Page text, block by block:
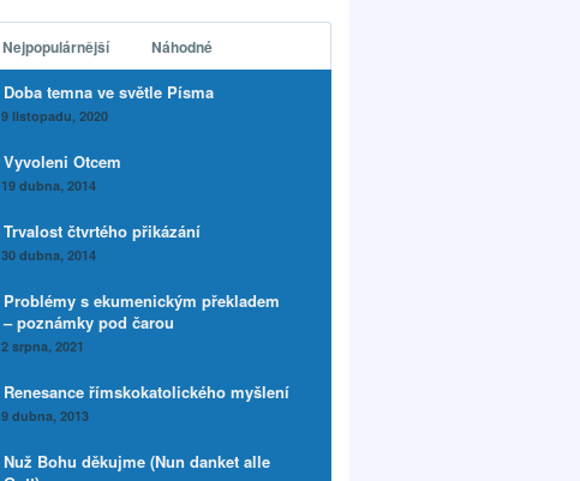
Nejpopulárnější Náhodné
Doba temna ve světle Písma
9 listopadu, 2020
Vyvoleni Otcem
19 dubna, 2014
Trvalost čtvrtého přikázání
30 dubna, 2014
Problémy s ekumenickým překladem
– poznámky pod čarou
2 srpna, 2021
Renesance římskokatolického myšlení
9 dubna, 2013
Nuž Bohu děkujme (Nun danket alle